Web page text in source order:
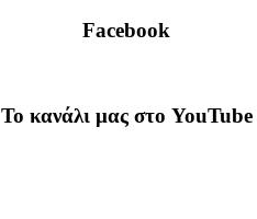
Facebook
To κανάλι μας στο YouTube